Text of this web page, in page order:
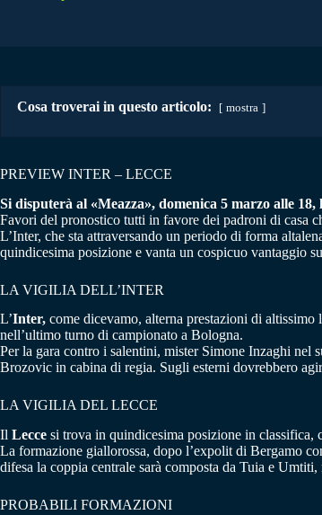
Cosa troverai in questo articolo: mostra
PREVIEW INTER – LECCE
Si disputerà al «Meazza», domenica 5 marzo alle
Favori del pronostico tutti in favore dei padroni di casa
L’Inter, che sta attraversando un periodo di forma
quindicesima posizione e vanta un cospicuo vantaggio
LA VIGILIA DELL’INTER
L’Inter, come dicevamo, alterna prestazioni di
nell’ultimo turno di campionato a Bologna.
Per la gara contro i salentini, mister Simone Inzaghi
Brozovic in cabina di regia. Sugli esterni dovrebbero
LA VIGILIA DEL LECCE
Il Lecce si trova in quindicesima posizione in classifica,
La formazione giallorossa, dopo l’expolit di Bergamo
difesa la coppia centrale sarà composta da Tuia e
PROBABILI FORMAZIONI